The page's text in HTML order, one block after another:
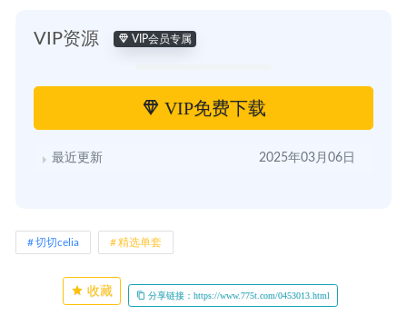
VIP资源 VIP会员专属
VIP免费下载
最近更新 2025年03月06日
切切celia 精选单套
收藏 分享链接：https://www.775t.com/0453013.html